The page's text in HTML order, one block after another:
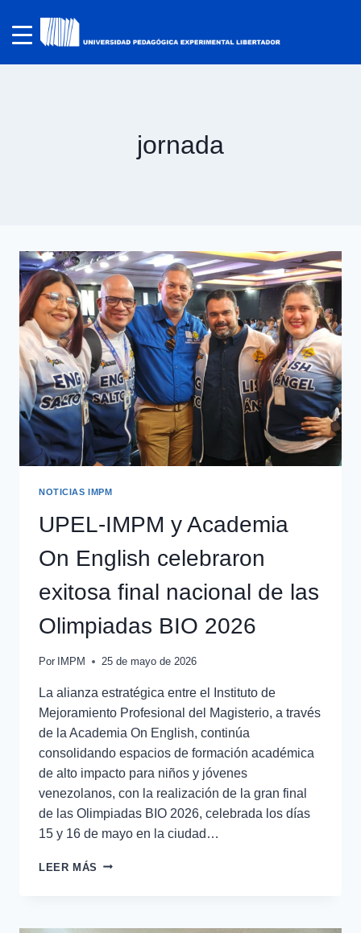
jornada
NOTICIAS IMPM
UPEL-IMPM y Academia
On English celebraron
exitosa final nacional de las
Olimpiadas BIO 2026
Por IMPM 25 de mayo de 2026
La alianza estratégica entre el Instituto de
Mejoramiento Profesional del Magisterio, a través
de la Academia On English, continúa
consolidando espacios de formación académica
de alto impacto para niños y jóvenes
venezolanos, con la realización de la gran final
de las Olimpiadas BIO 2026, celebrada los días
15 y 16 de mayo en la ciudad…
LEER MÁS